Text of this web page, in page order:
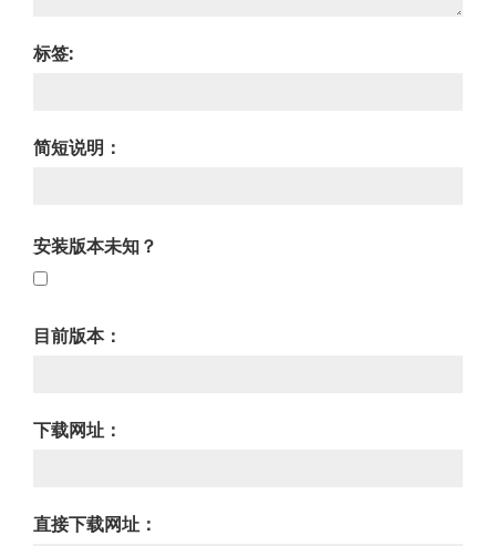
标签:
简短说明：
安装版本未知？
目前版本：
下载网址：
直接下载网址：